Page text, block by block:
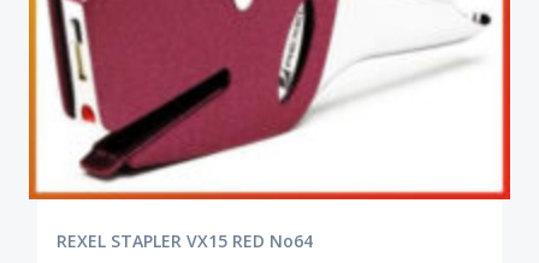
REXEL STAPLER VX15 RED No64